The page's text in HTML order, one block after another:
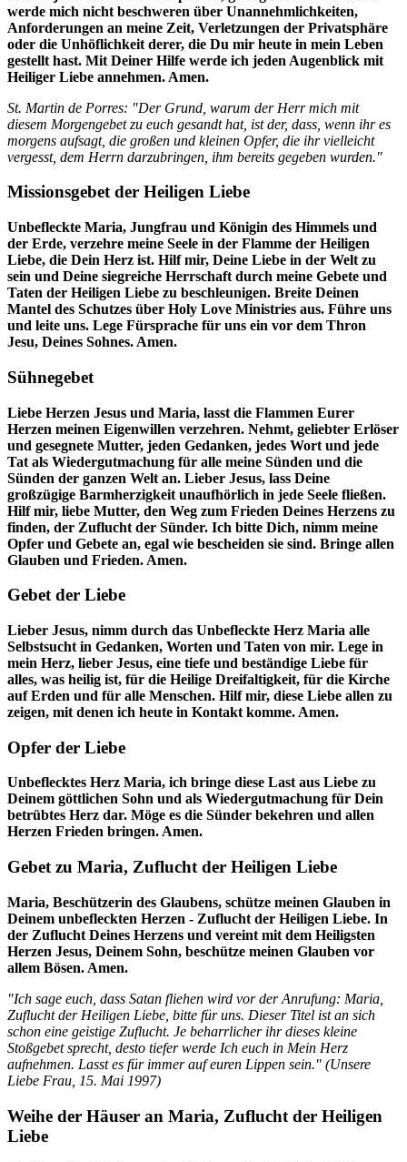
werde mich nicht beschweren über Unannehmlichkeiten,
Anforderungen an meine Zeit, Verletzungen der Privatsphäre
oder die Unhöflichkeit derer, die Du mir heute in mein Leben
gestellt hast. Mit Deiner Hilfe werde ich jeden Augenblick mit
Heiliger Liebe annehmen. Amen.
St. Martin de Porres: "Der Grund, warum der Herr mich mit
diesem Morgengebet zu euch gesandt hat, ist der, dass, wenn ihr es
morgens aufsagt, die großen und kleinen Opfer, die ihr vielleicht
vergesst, dem Herrn darzubringen, ihm bereits gegeben wurden."
Missionsgebet der Heiligen Liebe
Unbefleckte Maria, Jungfrau und Königin des Himmels und
der Erde, verzehre meine Seele in der Flamme der Heiligen
Liebe, die Dein Herz ist. Hilf mir, Deine Liebe in der Welt zu
sein und Deine siegreiche Herrschaft durch meine Gebete und
Taten der Heiligen Liebe zu beschleunigen. Breite Deinen
Mantel des Schutzes über Holy Love Ministries aus. Führe uns
und leite uns. Lege Fürsprache für uns ein vor dem Thron
Jesu, Deines Sohnes. Amen.
Sühnegebet
Liebe Herzen Jesus und Maria, lasst die Flammen Eurer
Herzen meinen Eigenwillen verzehren. Nehmt, geliebter Erlöser
und gesegnete Mutter, jeden Gedanken, jedes Wort und jede
Tat als Wiedergutmachung für alle meine Sünden und die
Sünden der ganzen Welt an. Lieber Jesus, lass Deine
großzügige Barmherzigkeit unaufhörlich in jede Seele fließen.
Hilf mir, liebe Mutter, den Weg zum Frieden Deines Herzens zu
finden, der Zuflucht der Sünder. Ich bitte Dich, nimm meine
Opfer und Gebete an, egal wie bescheiden sie sind. Bringe allen
Glauben und Frieden. Amen.
Gebet der Liebe
Lieber Jesus, nimm durch das Unbefleckte Herz Maria alle
Selbstsucht in Gedanken, Worten und Taten von mir. Lege in
mein Herz, lieber Jesus, eine tiefe und beständige Liebe für
alles, was heilig ist, für die Heilige Dreifaltigkeit, für die Kirche
auf Erden und für alle Menschen. Hilf mir, diese Liebe allen zu
zeigen, mit denen ich heute in Kontakt komme. Amen.
Opfer der Liebe
Unbeflecktes Herz Maria, ich bringe diese Last aus Liebe zu
Deinem göttlichen Sohn und als Wiedergutmachung für Dein
betrübtes Herz dar. Möge es die Sünder bekehren und allen
Herzen Frieden bringen. Amen.
Gebet zu Maria, Zuflucht der Heiligen Liebe
Maria, Beschützerin des Glaubens, schütze meinen Glauben in
Deinem unbefleckten Herzen - Zuflucht der Heiligen Liebe. In
der Zuflucht Deines Herzens und vereint mit dem Heiligsten
Herzen Jesus, Deinem Sohn, beschütze meinen Glauben vor
allem Bösen. Amen.
"Ich sage euch, dass Satan fliehen wird vor der Anrufung: Maria,
Zuflucht der Heiligen Liebe, bitte für uns. Dieser Titel ist an sich
schon eine geistige Zuflucht. Je beharrlicher ihr dieses kleine
Stoßgebet sprecht, desto tiefer werde Ich euch in Mein Herz
aufnehmen. Lasst es für immer auf euren Lippen sein." (Unsere
Liebe Frau 15. Mai 1997)
Weihe der Häuser an Maria, Zuflucht der Heiligen
Liebe